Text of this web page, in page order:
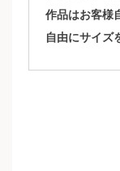
作品はお客様
自由にサイズ